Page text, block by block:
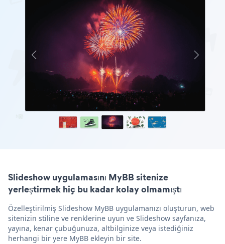
Slideshow uygulamasını MyBB sitenize
yerleştirmek hiç bu kadar kolay olmamıştı
Özelleştirilmiş Slideshow MyBB uygulamanızı oluşturun, web
sitenizin stiline ve renklerine uyun ve Slideshow sayfanıza,
yayına, kenar çubuğunuza, altbilginize veya istediğiniz
herhangi bir yere MyBB ekleyin bir site.